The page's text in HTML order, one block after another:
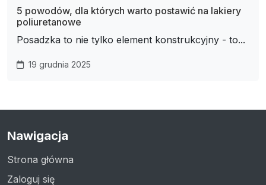
5 powodów, dla których warto postawić na lakiery
poliuretanowe
Posadzka to nie tylko element konstrukcyjny - to...
19 grudnia 2025
Nawigacja
Strona główna
Zaloguj się